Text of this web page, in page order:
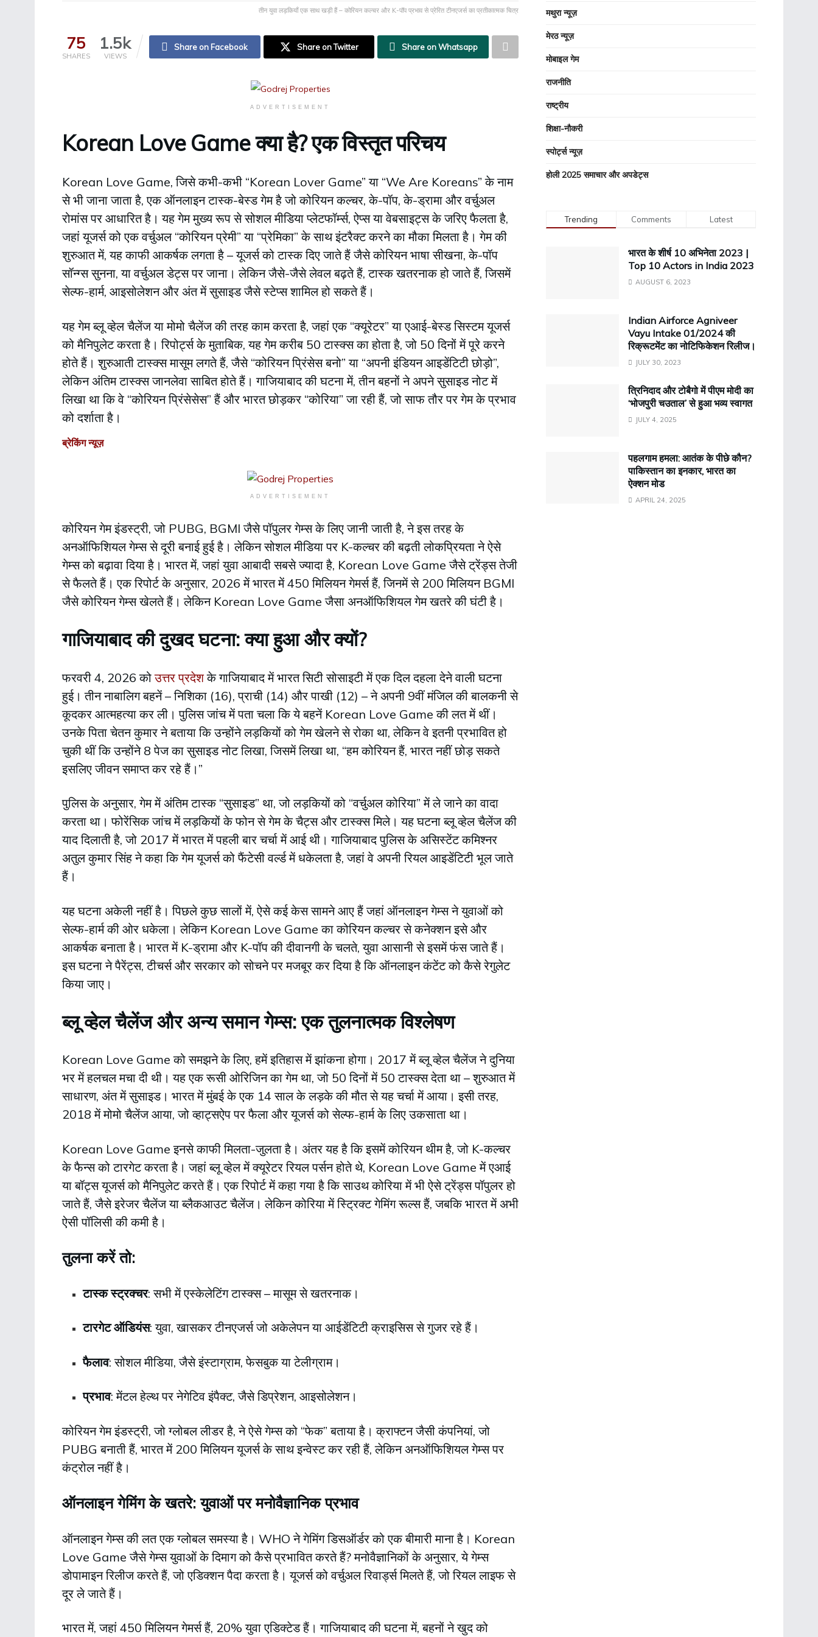
तीन युवा लड़कियाँ एक साथ खड़ी हैं – कोरियन कल्चर और K-पॉप प्रभाव से प्रेरित टीनएजर्स का प्रतीकात्मक चित्र
75
SHARES
1.5k
VIEWS
Share on Facebook Share on Twitter Share on Whatsapp
ADVERTISEMENT
Korean Love Game क्या है? एक विस्तृत परिचय
Korean Love Game, जिसे कभी-कभी “Korean Lover Game” या “We Are Koreans” के नाम
से भी जाना जाता है, एक ऑनलाइन टास्क-बेस्ड गेम है जो कोरियन कल्चर, के-पॉप, के-ड्रामा और वर्चुअल
रोमांस पर आधारित है। यह गेम मुख्य रूप से सोशल मीडिया प्लेटफॉर्म्स, ऐप्स या वेबसाइट्स के जरिए फैलता है,
जहां यूजर्स को एक वर्चुअल “कोरियन प्रेमी” या “प्रेमिका” के साथ इंटरैक्ट करने का मौका मिलता है। गेम की
शुरुआत में, यह काफी आकर्षक लगता है – यूजर्स को टास्क दिए जाते हैं जैसे कोरियन भाषा सीखना, के-पॉप
सॉन्ग्स सुनना, या वर्चुअल डेट्स पर जाना। लेकिन जैसे-जैसे लेवल बढ़ते हैं, टास्क खतरनाक हो जाते हैं, जिसमें
सेल्फ-हार्म, आइसोलेशन और अंत में सुसाइड जैसे स्टेप्स शामिल हो सकते हैं।
यह गेम ब्लू व्हेल चैलेंज या मोमो चैलेंज की तरह काम करता है, जहां एक “क्यूरेटर” या एआई-बेस्ड सिस्टम यूजर्स
को मैनिपुलेट करता है। रिपोर्ट्स के मुताबिक, यह गेम करीब 50 टास्क्स का होता है, जो 50 दिनों में पूरे करने
होते हैं। शुरुआती टास्क्स मासूम लगते हैं, जैसे “कोरियन प्रिंसेस बनो” या “अपनी इंडियन आइडेंटिटी छोड़ो”,
लेकिन अंतिम टास्क्स जानलेवा साबित होते हैं। गाजियाबाद की घटना में, तीन बहनों ने अपने सुसाइड नोट में
लिखा था कि वे “कोरियन प्रिंसेसेस” हैं और भारत छोड़कर “कोरिया” जा रही हैं, जो साफ तौर पर गेम के प्रभाव
को दर्शाता है।
ब्रेकिंग न्यूज़
ADVERTISEMENT
कोरियन गेम इंडस्ट्री, जो PUBG, BGMI जैसे पॉपुलर गेम्स के लिए जानी जाती है, ने इस तरह के
अनऑफिशियल गेम्स से दूरी बनाई हुई है। लेकिन सोशल मीडिया पर K-कल्चर की बढ़ती लोकप्रियता ने ऐसे
गेम्स को बढ़ावा दिया है। भारत में, जहां युवा आबादी सबसे ज्यादा है, Korean Love Game जैसे ट्रेंड्स तेजी
से फैलते हैं। एक रिपोर्ट के अनुसार, 2026 में भारत में 450 मिलियन गेमर्स हैं, जिनमें से 200 मिलियन BGMI
जैसे कोरियन गेम्स खेलते हैं। लेकिन Korean Love Game जैसा अनऑफिशियल गेम खतरे की घंटी है।
गाजियाबाद की दुखद घटना: क्या हुआ और क्यों?
फरवरी 4, 2026 कोउत्तर प्रदेशके गाजियाबाद में भारत सिटी सोसाइटी में एक दिल दहला देने वाली घटना
हुई। तीन नाबालिग बहनें – निशिका (16), प्राची (14) और पाखी (12) – ने अपनी 9वीं मंजिल की बालकनी से
कूदकर आत्महत्या कर ली। पुलिस जांच में पता चला कि ये बहनें Korean Love Game की लत में थीं।
उनके पिता चेतन कुमार ने बताया कि उन्होंने लड़कियों को गेम खेलने से रोका था, लेकिन वे इतनी प्रभावित हो
चुकी थीं कि उन्होंने 8 पेज का सुसाइड नोट लिखा, जिसमें लिखा था, “हम कोरियन हैं, भारत नहीं छोड़ सकते
इसलिए जीवन समाप्त कर रहे हैं।”
पुलिस के अनुसार, गेम में अंतिम टास्क “सुसाइड” था, जो लड़कियों को “वर्चुअल कोरिया” में ले जाने का वादा
करता था। फोरेंसिक जांच में लड़कियों के फोन से गेम के चैट्स और टास्क्स मिले। यह घटना ब्लू व्हेल चैलेंज की
याद दिलाती है, जो 2017 में भारत में पहली बार चर्चा में आई थी। गाजियाबाद पुलिस के असिस्टेंट कमिश्नर
अतुल कुमार सिंह ने कहा कि गेम यूजर्स को फैंटेसी वर्ल्ड में धकेलता है, जहां वे अपनी रियल आइडेंटिटी भूल जाते
हैं।
यह घटना अकेली नहीं है। पिछले कुछ सालों में, ऐसे कई केस सामने आए हैं जहां ऑनलाइन गेम्स ने युवाओं को
सेल्फ-हार्म की ओर धकेला। लेकिन Korean Love Game का कोरियन कल्चर से कनेक्शन इसे और
आकर्षक बनाता है। भारत में K-ड्रामा और K-पॉप की दीवानगी के चलते, युवा आसानी से इसमें फंस जाते हैं।
इस घटना ने पैरेंट्स, टीचर्स और सरकार को सोचने पर मजबूर कर दिया है कि ऑनलाइन कंटेंट को कैसे रेगुलेट
किया जाए।
ब्लू व्हेल चैलेंज और अन्य समान गेम्स: एक तुलनात्मक विश्लेषण
Korean Love Game को समझने के लिए, हमें इतिहास में झांकना होगा। 2017 में ब्लू व्हेल चैलेंज ने दुनिया
भर में हलचल मचा दी थी। यह एक रूसी ओरिजिन का गेम था, जो 50 दिनों में 50 टास्क्स देता था – शुरुआत में
साधारण, अंत में सुसाइड। भारत में मुंबई के एक 14 साल के लड़के की मौत से यह चर्चा में आया। इसी तरह,
2018 में मोमो चैलेंज आया, जो व्हाट्सऐप पर फैला और यूजर्स को सेल्फ-हार्म के लिए उकसाता था।
Korean Love Game इनसे काफी मिलता-जुलता है। अंतर यह है कि इसमें कोरियन थीम है, जो K-कल्चर
के फैन्स को टारगेट करता है। जहां ब्लू व्हेल में क्यूरेटर रियल पर्सन होते थे, Korean Love Game में एआई
या बॉट्स यूजर्स को मैनिपुलेट करते हैं। एक रिपोर्ट में कहा गया है कि साउथ कोरिया में भी ऐसे ट्रेंड्स पॉपुलर हो
जाते हैं, जैसे इरेजर चैलेंज या ब्लैकआउट चैलेंज। लेकिन कोरिया में स्ट्रिक्ट गेमिंग रूल्स हैं, जबकि भारत में अभी
ऐसी पॉलिसी की कमी है।
तुलना करें तो:
टास्क स्ट्रक्चर: सभी में एस्केलेटिंग टास्क्स – मासूम से खतरनाक।
टारगेट ऑडियंस: युवा, खासकर टीनएजर्स जो अकेलेपन या आईडेंटिटी क्राइसिस से गुजर रहे हैं।
फैलाव: सोशल मीडिया, जैसे इंस्टाग्राम, फेसबुक या टेलीग्राम।
प्रभाव: मेंटल हेल्थ पर नेगेटिव इंपैक्ट, जैसे डिप्रेशन, आइसोलेशन।
कोरियन गेम इंडस्ट्री, जो ग्लोबल लीडर है, ने ऐसे गेम्स को “फेक” बताया है। क्राफ्टन जैसी कंपनियां, जो
PUBG बनाती हैं, भारत में 200 मिलियन यूजर्स के साथ इन्वेस्ट कर रही हैं, लेकिन अनऑफिशियल गेम्स पर
कंट्रोल नहीं है।
ऑनलाइन गेमिंग के खतरे: युवाओं पर मनोवैज्ञानिक प्रभाव
ऑनलाइन गेम्स की लत एक ग्लोबल समस्या है। WHO ने गेमिंग डिसऑर्डर को एक बीमारी माना है। Korean
Love Game जैसे गेम्स युवाओं के दिमाग को कैसे प्रभावित करते हैं? मनोवैज्ञानिकों के अनुसार, ये गेम्स
डोपामाइन रिलीज करते हैं, जो एडिक्शन पैदा करता है। यूजर्स को वर्चुअल रिवार्ड्स मिलते हैं, जो रियल लाइफ से
दूर ले जाते हैं।
भारत में, जहां 450 मिलियन गेमर्स हैं, 20% युवा एडिक्टेड हैं। गाजियाबाद की घटना में, बहनों ने खुद को
मथुरा न्यूज़
मेरठ न्यूज़
मोबाइल गेम
राजनीति
राष्ट्रीय
शिक्षा-नौकरी
स्पोर्ट्स न्यूज़
होली 2025 समाचार और अपडेट्स
Trending Comments Latest
भारत के शीर्ष 10 अभिनेता 2023 |
Top 10 Actors in India 2023
AUGUST 6, 2023
Indian Airforce Agniveer
Vayu Intake 01/2024 की
रिक्रूटमेंट का नोटिफिकेशन रिलीज।
JULY 30, 2023
त्रिनिदाद और टोबैगो में पीएम मोदी का
‘भोजपुरी चउताल’ से हुआ भव्य स्वागत
JULY 4, 2025
पहलगाम हमला: आतंक के पीछे कौन?
पाकिस्तान का इनकार, भारत का
ऐक्शन मोड
APRIL 24, 2025